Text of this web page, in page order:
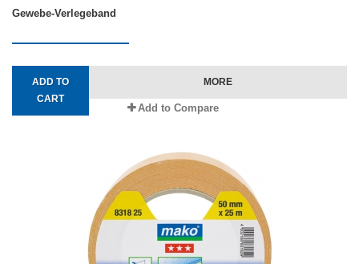
Gewebe-Verlegeband
ADD TO
CART
MORE
Add to Compare